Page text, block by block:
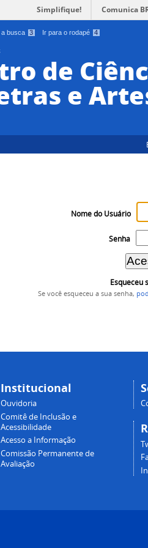
a busca 3 Ir para o rodapé 4
Simplifique! Comunica
de
e
Nome do Usuário
Senha
Esqueceu
Se você esqueceu a sua senha,
Institucional
Ouvidoria
Comitê de Inclusão e
Acessibilidade
Acesso a Informação
Comissão Permanente de
Avaliação